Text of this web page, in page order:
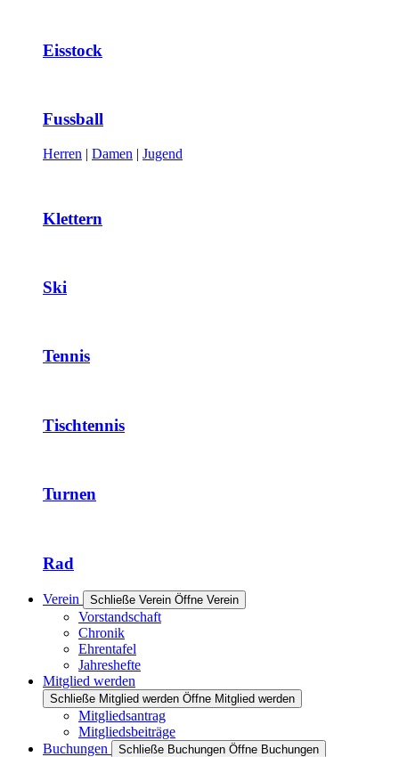
Eisstock
Fussball
Herren | Damen | Jugend
Klettern
Ski
Tennis
Tischtennis
Turnen
Rad
Verein Schließe Verein Öffne Verein
Vorstandschaft
Chronik
Ehrentafel
Jahreshefte
Mitglied werden
Schließe Mitglied werden Öffne Mitglied werden
Mitgliedsantrag
Mitgliedsbeiträge
Buchungen
Schließe Buchungen Öffne Buchungen